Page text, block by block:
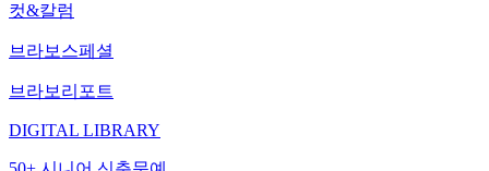
컷&칼럼
브라보스페셜
브라보리포트
DIGITAL LIBRARY